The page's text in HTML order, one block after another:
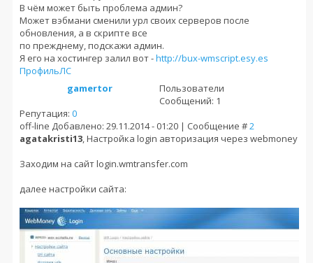
В чём может быть проблема админ?
Может вэбмани сменили урл своих серверов после
обновления, а в скрипте все
по прежднему, подскажи админ.
Я его на хостингер залил вот -http://bux-wmscript.esy.es
ПрофильЛС
gamertor
Пользователи
Сообщений: 1
Репутация: 0
off-line Добавлено: 29.11.2014 - 01:20 | Сообщение #2
agatakristi13, Настройка login авторизация через webmoney
Заходим на сайт login.wmtransfer.com
далее настройки сайта: